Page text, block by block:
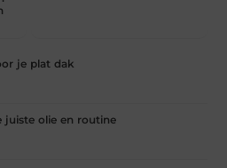
je plat dak
olie en routine